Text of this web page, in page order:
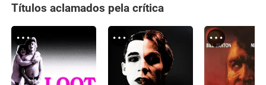
Títulos aclamados pela crítica